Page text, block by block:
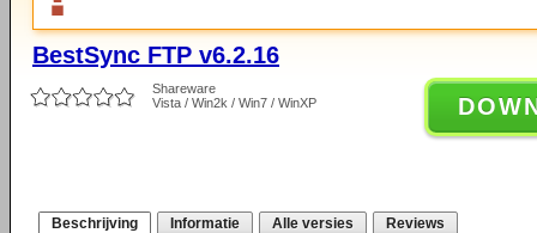
BestSync FTP v6.2.16
Shareware
Vista / Win2k / Win7 / WinXP
Beschrijving Informatie Alle versies Reviews